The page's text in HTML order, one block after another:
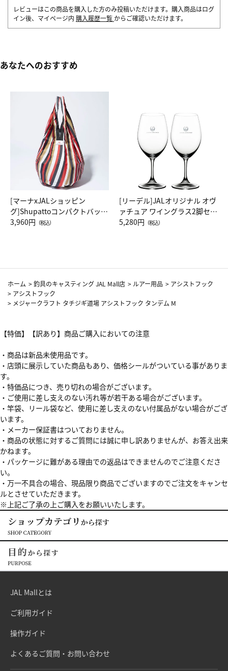
レビューはこの商品を購入した方のみ投稿いただけます。購入商品はログ
イン後、マイページ内 購入履歴一覧 からご確認いただけます。
あなたへのおすすめ
[マーナxJALショッピン
グ]Shupattoコンパクトバッグ
Drop JAL客室乗務員（LC）ス
3,960円 （税込）
[リーデル]JALオリジナル オヴ
ァチュア ワイングラス2脚セッ
ト（レッドワイン）
5,280円 （税込）
ホーム >釣具のキャスティング JAL Mall店 > ルアー用品 > アシストフック
> アシストフック
> メジャークラフト タチジギ道場 アシストフック タンデム M
【特価】【訳あり】商品ご購入においての注意
・商品は新品未使用品です。
・店頭に展示していた商品もあり、価格シールがついている事がありま
す。
・特価品につき、売り切れの場合がございます。
・ご使用に差し支えのない汚れ等が若干ある場合がございます。
・竿袋、リール袋など、使用に差し支えのない付属品がない場合がござ
います。
・メーカー保証書はついておりません。
・商品の状態に対するご質問には誠に申し訳ありませんが、お答え出来
かねます。
・パッケージに難がある理由での返品はできませんのでご注意くださ
い。
・万一不具合の場合、現品限り商品でございますのでご注文をキャンセ
ルとさせていただきます。
※上記ご了承の上ご購入をお願いいたします。
JAL Mallとは
ご利用ガイド
操作ガイド
よくあるご質問・お問い合わせ